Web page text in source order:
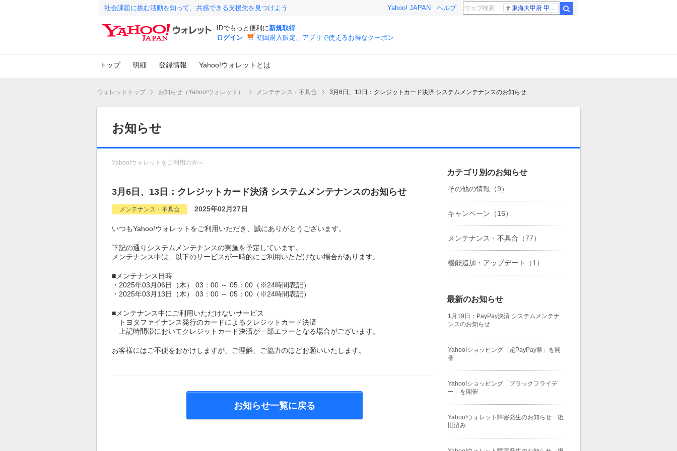
社会課題に挑む活動を知って、共感できる支援先を見つけよう Yahoo! JAPAN ヘルプ
IDでもっと便利に新規取得
ログイン
初回購入限定、アプリで使えるお得なクーポン
トップ 明細 登録情報 Yahoo!ウォレットとは
ウォレットトップ お知らせ（Yahoo!ウォレット） メンテナンス・不具合 3月6日、13日：クレジットカード決済 システムメンテナンスのお知らせ
お知らせ
Yahoo!ウォレットをご利用の方へ
3月6日、13日：クレジットカード決済 システムメンテナンスのお知らせ
メンテナンス・不具合 2025年02月27日
いつもYahoo!ウォレットをご利用いただき、誠にありがとうございます。
下記の通りシステムメンテナンスの実施を予定しています。
メンテナンス中は、以下のサービスが一時的にご利用いただけない場合があります。
■メンテナンス日時
・2025年03月06日（木） 03：00 ～ 05：00（※24時間表記）
・2025年03月13日（木） 03：00 ～ 05：00（※24時間表記）
■メンテナンス中にご利用いただけないサービス
トヨタファイナンス発行のカードによるクレジットカード決済
上記時間帯においてクレジットカード決済が一部エラーとなる場合がございます。
お客様にはご不便をおかけしますが、ご理解、ご協力のほどお願いいたします。
お知らせ一覧に戻る
カテゴリ別のお知らせ
その他の情報 （9）
キャンペーン （16）
メンテナンス・不具合 （77）
機能追加・アップデート （1）
最新のお知らせ
1月19日：PayPay決済 システムメンテナ
ンスのお知らせ
Yahoo!ショッピング「超PayPay祭」を開
催
Yahoo!ショッピング「ブラックフライデ
ー」を開催
Yahoo!ウォレット障害発生のお知らせ 復
旧済み